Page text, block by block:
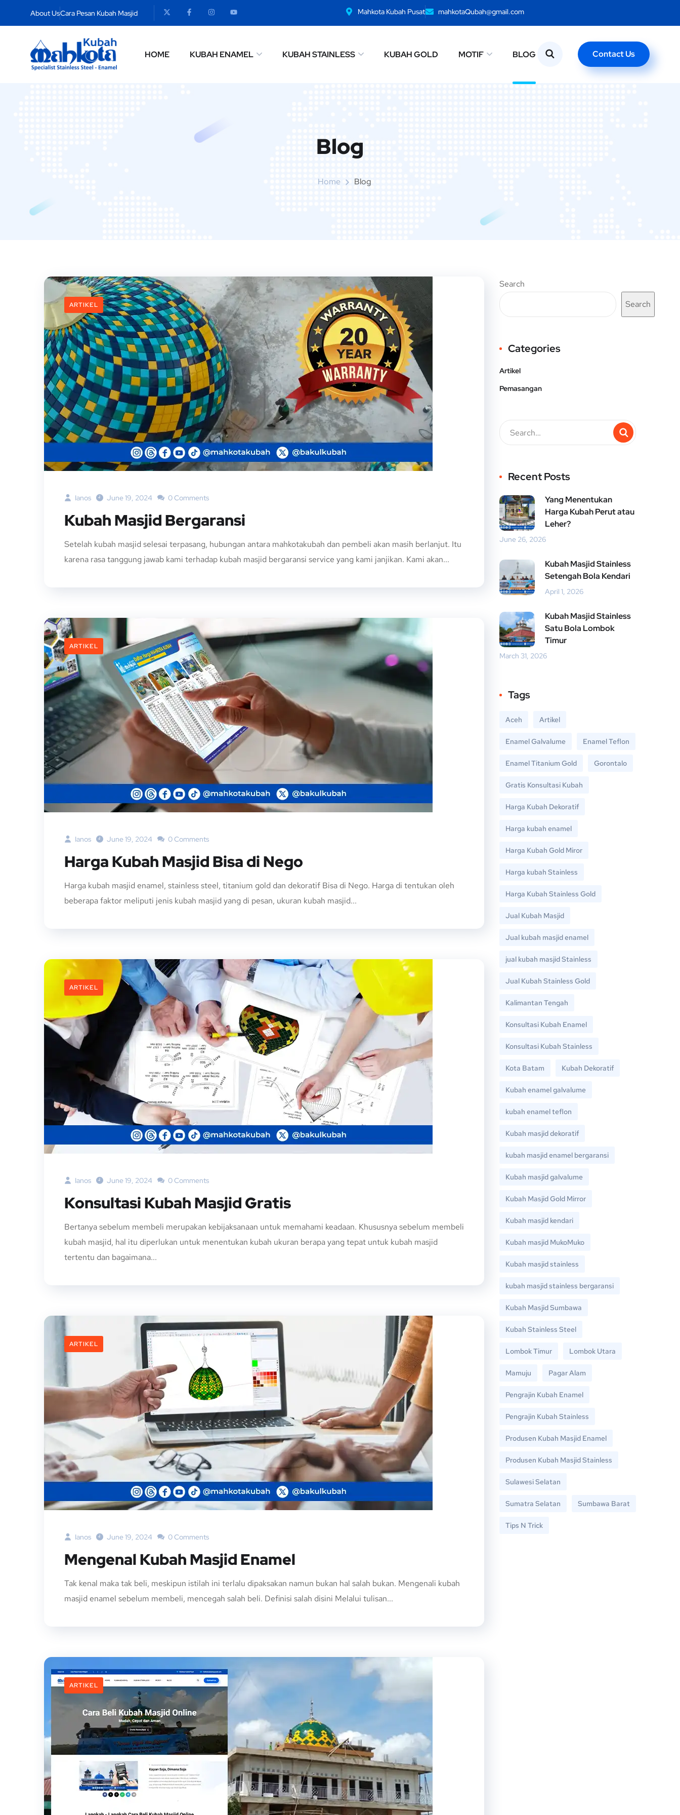
About UsCara Pesan Kubah Masjid Mahkota Kubah Pusat mahkotaQubah@gmail.com
HOME KUBAH ENAMEL KUBAH STAINLESS KUBAH GOLD MOTIF BLOG Contact Us
Blog
Home Blog
ARTIKEL
Ianos June 19, 2024 0 Comments
Kubah Masjid Bergaransi
Setelah kubah masjid selesai terpasang, hubungan antara mahkotakubah dan pembeli akan masih berlanjut. Itu
karena rasa tanggung jawab kami terhadap kubah masjid bergaransi service yang kami janjikan. Kami akan...
ARTIKEL
Ianos June 19, 2024 0 Comments
Harga Kubah Masjid Bisa di Nego
Harga kubah masjid enamel, stainless steel, titanium gold dan dekoratif Bisa di Nego. Harga di tentukan oleh
beberapa faktor meliputi jenis kubah masjid yang di pesan, ukuran kubah masjid...
ARTIKEL
Ianos June 19, 2024 0 Comments
Konsultasi Kubah Masjid Gratis
Bertanya sebelum membeli merupakan kebijaksanaan untuk memahami keadaan. Khususnya sebelum membeli
kubah masjid, hal itu diperlukan untuk menentukan kubah ukuran berapa yang tepat untuk kubah masjid
tertentu dan bagaimana...
ARTIKEL
Ianos June 19, 2024 0 Comments
Mengenal Kubah Masjid Enamel
Tak kenal maka tak beli, meskipun istilah ini terlalu dipaksakan namun bukan hal salah bukan. Mengenali kubah
masjid enamel sebelum membeli, mencegah salah beli. Definisi salah disini Melalui tulisan...
ARTIKEL
Search
Search
Categories
Artikel
Pemasangan
Recent Posts
Yang Menentukan
Harga Kubah Perut atau
Leher?
June 26, 2026
Kubah Masjid Stainless
Setengah Bola Kendari
April 1, 2026
Kubah Masjid Stainless
Satu Bola Lombok
Timur
March 31, 2026
Tags
Aceh Artikel
Enamel Galvalume Enamel Teflon
Enamel Titanium Gold Gorontalo
Gratis Konsultasi Kubah
Harga Kubah Dekoratif
Harga kubah enamel
Harga Kubah Gold Miror
Harga kubah Stainless
Harga Kubah Stainless Gold
Jual Kubah Masjid
Jual kubah masjid enamel
jual kubah masjid Stainless
Jual Kubah Stainless Gold
Kalimantan Tengah
Konsultasi Kubah Enamel
Konsultasi Kubah Stainless
Kota Batam Kubah Dekoratif
Kubah enamel galvalume
kubah enamel teflon
Kubah masjid dekoratif
kubah masjid enamel bergaransi
Kubah masjid galvalume
Kubah Masjid Gold Mirror
Kubah masjid kendari
Kubah masjid MukoMuko
Kubah masjid stainless
kubah masjid stainless bergaransi
Kubah Masjid Sumbawa
Kubah Stainless Steel
Lombok Timur Lombok Utara
Mamuju Pagar Alam
Pengrajin Kubah Enamel
Pengrajin Kubah Stainless
Produsen Kubah Masjid Enamel
Produsen Kubah Masjid Stainless
Sulawesi Selatan
Sumatra Selatan Sumbawa Barat
Tips N Trick